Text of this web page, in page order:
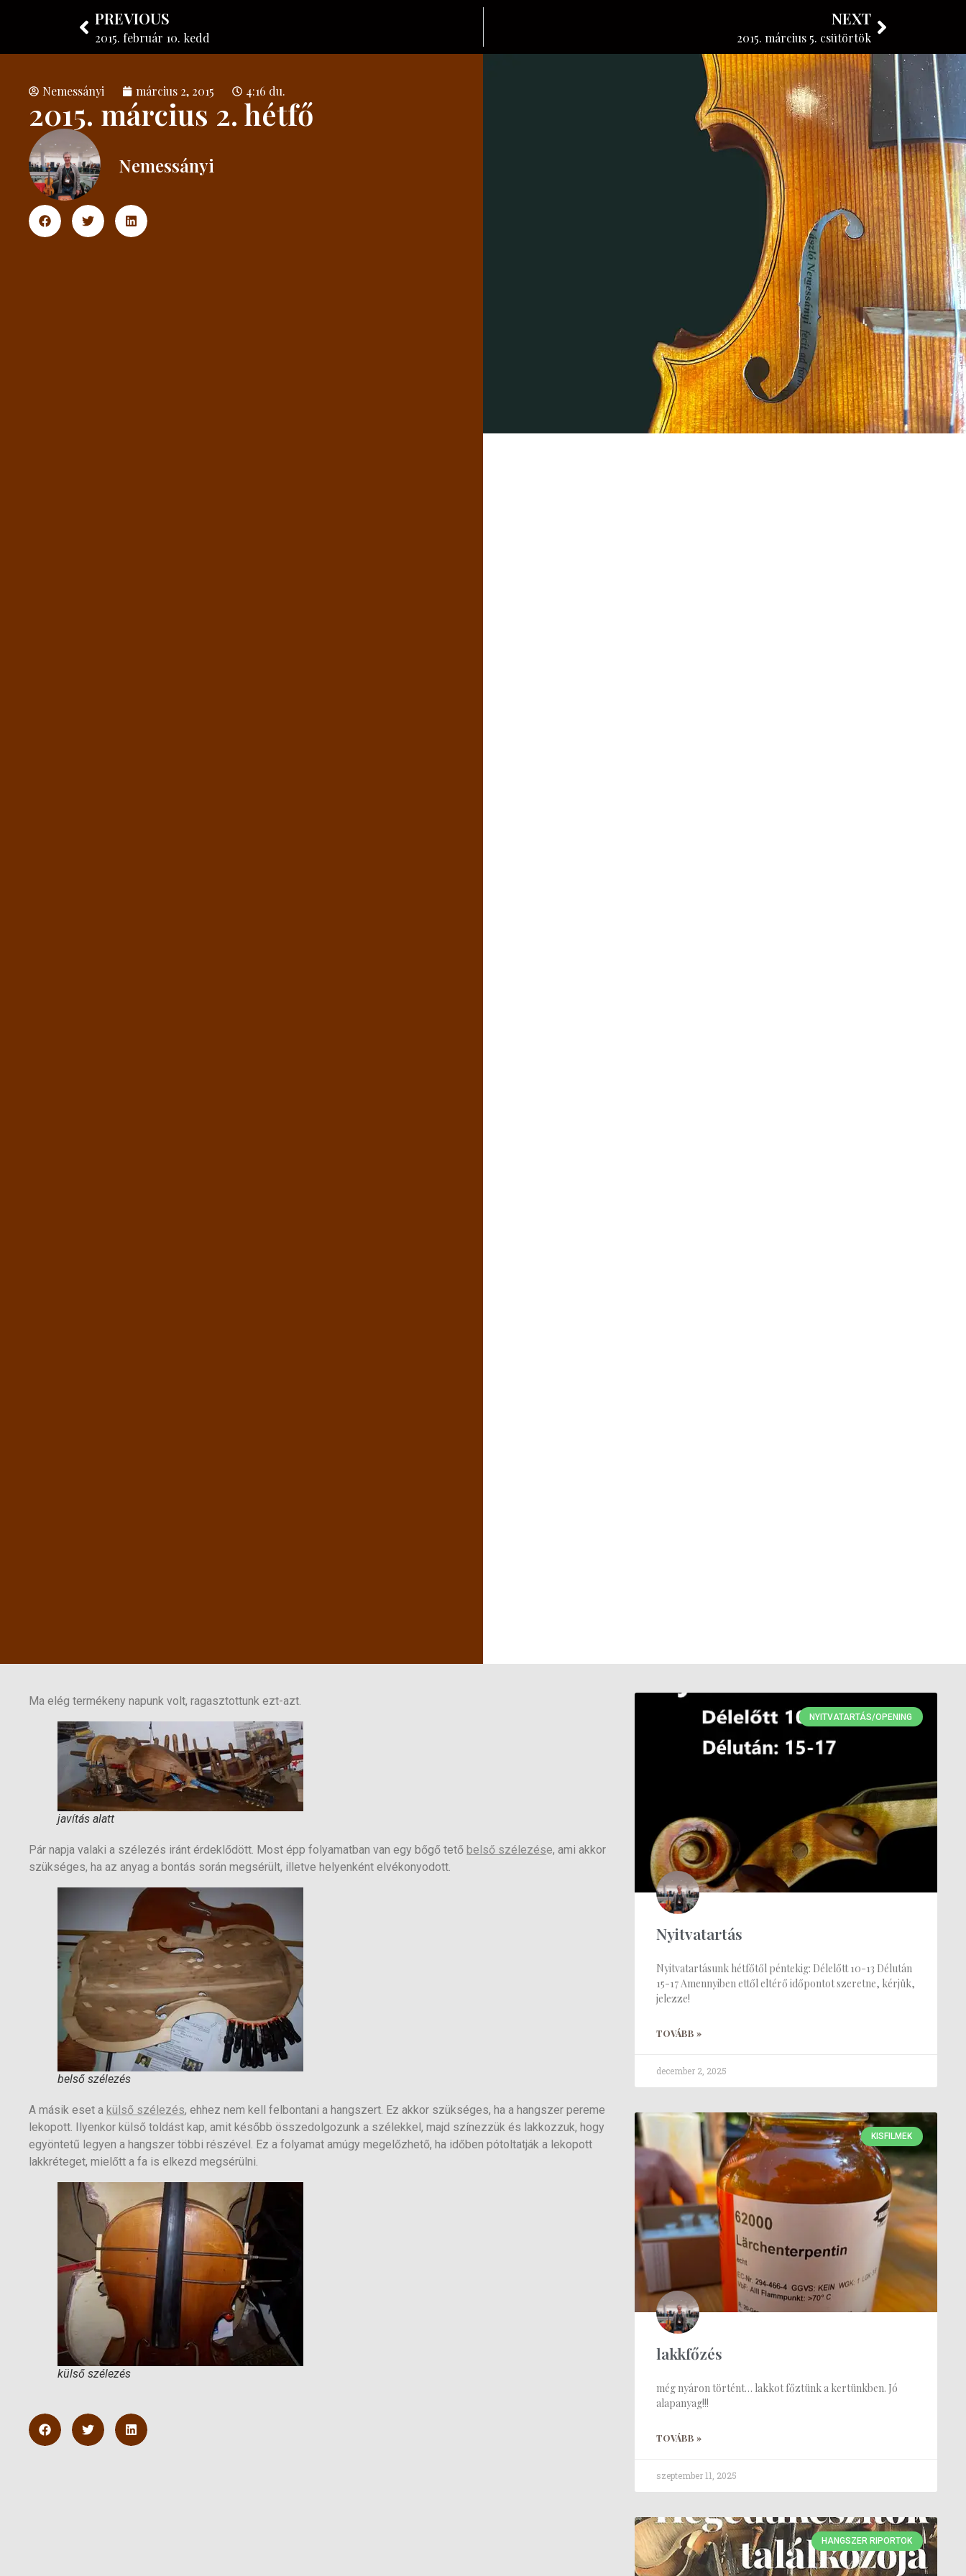
Nemessányi László
Hangszerkészítő
KÖVESSE BLOGUNKAT
PREVIOUS
2015. február 10. kedd
NEXT
2015. március 5. csütörtök
Nemessányi március 2, 2015 4:16 du.
2015. március 2. hétfő
Nemessányi
Ma elég termékeny napunk volt, ragasztottunk ezt-azt.
javítás alatt
Pár napja valaki a szélezés iránt érdeklődött. Most épp folyamatban van egy bőgő tető belső szélezése, ami akkor
szükséges, ha az anyag a bontás során megsérült, illetve helyenként elvékonyodott.
belső szélezés
A másik eset a külső szélezés, ehhez nem kell felbontani a hangszert. Ez akkor szükséges, ha a hangszer pereme
lekopott. Ilyenkor külső toldást kap, amit később összedolgozunk a szélekkel, majd színezzük és lakkozzuk, hogy
egyöntetű legyen a hangszer többi részével. Ez a folyamat amúgy megelőzhető, ha időben pótoltatják a lekopott
lakkréteget, mielőtt a fa is elkezd megsérülni.
külső szélezés
NYITVATARTÁS/OPENING
Nyitvatartás
Nyitvatartásunk hétfőtől péntekig: Délelőtt 10-13 Délután
15-17 Amennyiben ettől eltérő időpontot szeretne, kérjük,
jelezze!
TOVÁBB »
december 2, 2025
KISFILMEK
lakkfőzés
még nyáron történt… lakkot főztünk a kertünkben. Jó
alapanyag!!!
TOVÁBB »
szeptember 11, 2025
HANGSZER RIPORTOK